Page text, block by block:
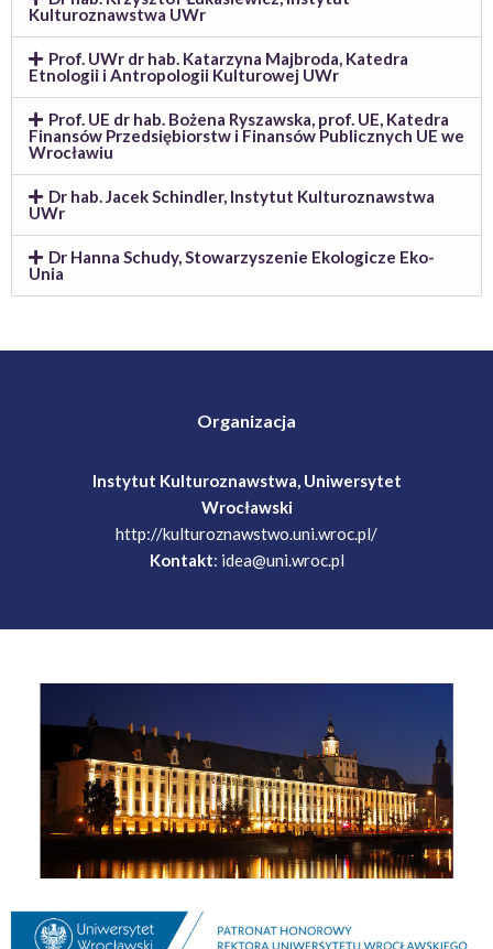
Kulturoznawstwa UWr
Prof. UWr dr hab. Katarzyna Majbroda, Katedra
Etnologii i Antropologii Kulturowej UWr
Prof. UE dr hab. Bożena Ryszawska, prof. UE, Katedra
Finansów Przedsiębiorstw i Finansów Publicznych UE we
Wrocławiu
Dr hab. Jacek Schindler, Instytut Kulturoznawstwa
UWr
Dr Hanna Schudy, Stowarzyszenie Ekologicze Eko-
Unia
Organizacja
Instytut Kulturoznawstwa, Uniwersytet
Wrocławski
http://kulturoznawstwo.uni.wroc.pl/
Kontakt: idea@uni.wroc.pl